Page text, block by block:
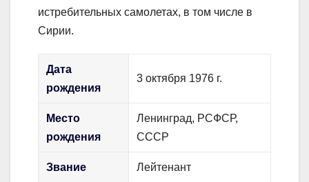
истребительных самолетах, в том числе в
Сирии.
Дата
рождения
3 октября 1976 г.
Место
рождения
Ленинград, РСФСР,
СССР
Звание Лейтенант